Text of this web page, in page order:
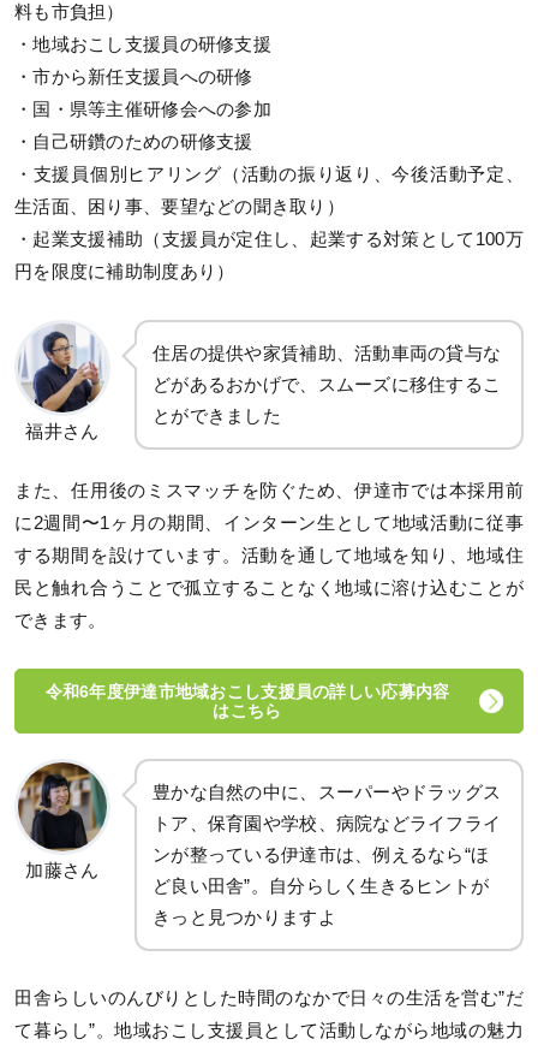
料も市負担）
・地域おこし支援員の研修支援
・市から新任支援員への研修
・国・県等主催研修会への参加
・自己研鑽のための研修支援
・支援員個別ヒアリング（活動の振り返り、今後活動予定、
生活面、困り事、要望などの聞き取り）
・起業支援補助（支援員が定住し、起業する対策として100万
円を限度に補助制度あり）
福井さん
住居の提供や家賃補助、活動車両の貸与な
どがあるおかげで、スムーズに移住するこ
とができました
また、任用後のミスマッチを防ぐため、伊達市では本採用前
に2週間〜1ヶ月の期間、インターン生として地域活動に従事
する期間を設けています。活動を通して地域を知り、地域住
民と触れ合うことで孤立することなく地域に溶け込むことが
できます。
令和6年度伊達市地域おこし支援員の詳しい応募内容
はこちら
加藤さん
豊かな自然の中に、スーパーやドラッグス
トア、保育園や学校、病院などライフライ
ンが整っている伊達市は、例えるなら“ほ
ど良い田舎”。自分らしく生きるヒントが
きっと見つかりますよ
田舎らしいのんびりとした時間のなかで日々の生活を営む”だ
て暮らし”。地域おこし支援員として活動しながら地域の魅力